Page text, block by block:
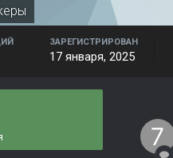
ЗАРЕГИСТРИРОВАН
17 января, 2025